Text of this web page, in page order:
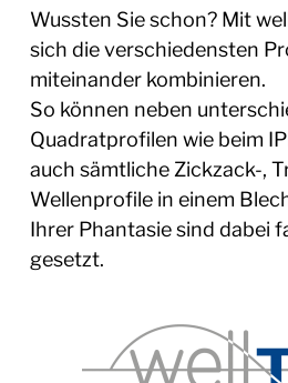
Wussten Sie schon? Mit
sich die verschiedensten
miteinander kombinieren.
So können neben
Quadratprofilen wie beim
auch sämtliche Zickzack-,
Wellenprofile in einem
Ihrer Phantasie sind dabei
gesetzt.